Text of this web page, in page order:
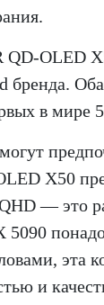
QD-OLED
бренда.
в
X50
— это
5090
эта
и